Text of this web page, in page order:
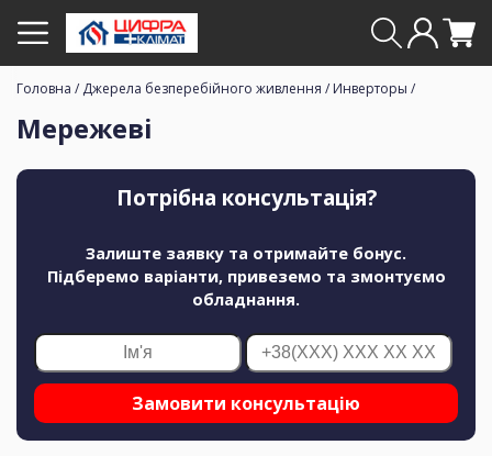
Головна / Джерела безперебійного живлення / Инверторы /
Мережеві
Потрібна консультація?
Залиште заявку та отримайте бонус.
Підберемо варіанти, привеземо та змонтуємо
обладнання.
Замовити консультацію